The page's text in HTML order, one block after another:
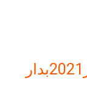
احتفالية مظاهرات 11ديسمبر2021بدار